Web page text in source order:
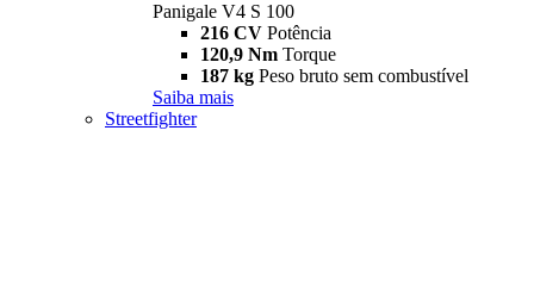
Panigale V4 S 100
216 CV Potência
120,9 Nm Torque
187 kg Peso bruto sem combustível
Saiba mais
Streetfighter